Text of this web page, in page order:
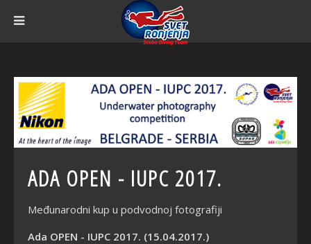
ADA OPEN - IUPC 2017.
Međunarodni kup u podvodnoj fotografiji
Ada OPEN - IUPC 2017. (15.04.2017.)